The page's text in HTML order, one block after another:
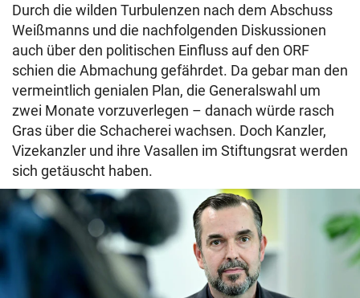
Durch die wilden Turbulenzen nach dem Abschuss
Weißmanns und die nachfolgenden Diskussionen
auch über den politischen Einfluss auf den ORF
schien die Abmachung gefährdet. Da gebar man den
vermeintlich genialen Plan, die Generalswahl um
zwei Monate vorzuverlegen – danach würde rasch
Gras über die Schacherei wachsen. Doch Kanzler,
Vizekanzler und ihre Vasallen im Stiftungsrat werden
sich getäuscht haben.